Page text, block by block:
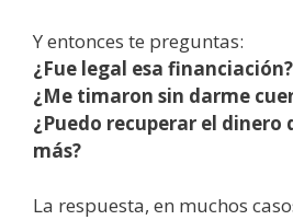
Y entonces te preguntas:
¿Fue legal esa financiación?
¿Me timaron sin darme
¿Puedo recuperar el dinero
más?
La respuesta, en muchos